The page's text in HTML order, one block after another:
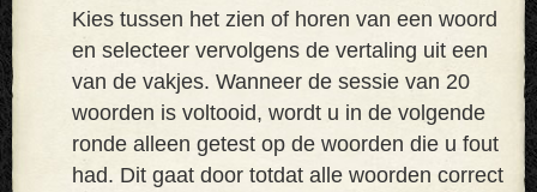
Kies tussen het zien of horen van een woord
en selecteer vervolgens de vertaling uit een
van de vakjes. Wanneer de sessie van 20
woorden is voltooid, wordt u in de volgende
ronde alleen getest op de woorden die u fout
had. Dit gaat door totdat alle woorden correct